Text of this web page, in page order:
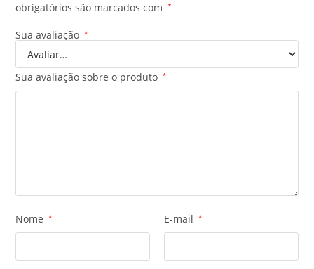
obrigatórios são marcados com
*
Sua avaliação *
Sua avaliação sobre o produto *
Nome * E-mail *